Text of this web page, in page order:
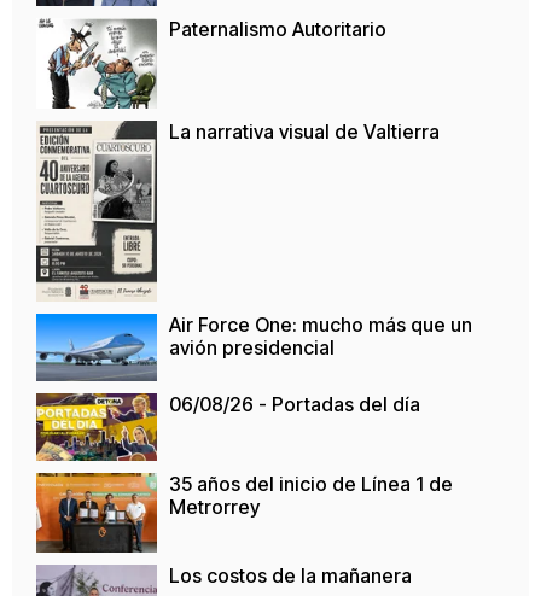
Paternalismo Autoritario
La narrativa visual de Valtierra
Air Force One: mucho más que un
avión presidencial
06/08/26 - Portadas del día
35 años del inicio de Línea 1 de
Metrorrey
Los costos de la mañanera